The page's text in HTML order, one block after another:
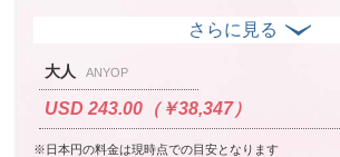
大人 ANYOP
USD 243.00（￥38,347）
※日本円の料金は現時点での目安となります